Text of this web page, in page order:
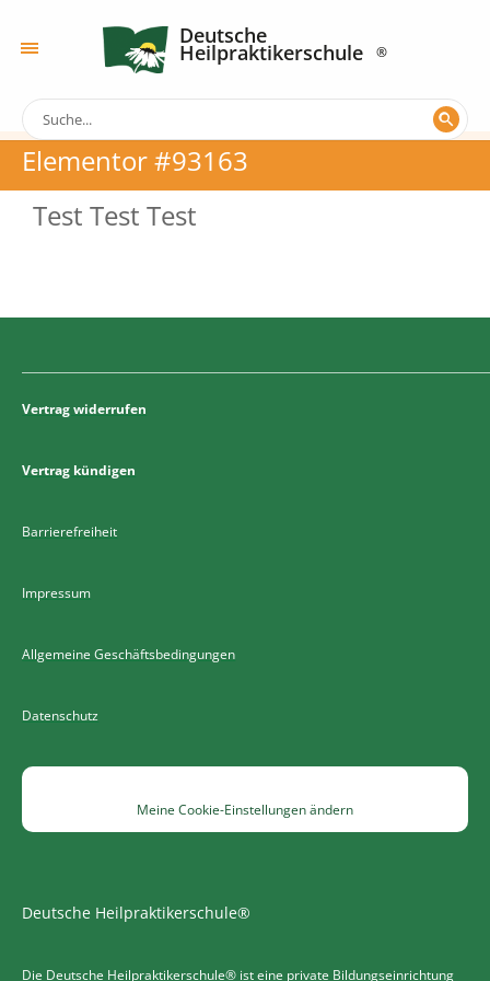
Deutsche
Heilpraktikerschule
Elementor #93163
Test Test Test
Vertrag widerrufen
Vertrag kündigen
Barrierefreiheit
Impressum
Allgemeine Geschäftsbedingungen
Datenschutz
Meine Cookie-Einstellungen ändern
Deutsche Heilpraktikerschule®
Die Deutsche Heilpraktikerschule® ist eine private Bildungseinrichtung